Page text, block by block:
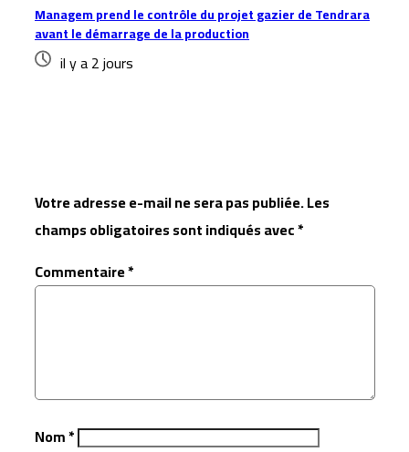
Managem prend le contrôle du projet gazier de Tendrara
avant le démarrage de la production
il y a 2 jours
Votre adresse e-mail ne sera pas publiée.Les
champs obligatoires sont indiqués avec*
Commentaire*
Nom*